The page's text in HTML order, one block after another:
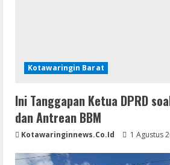
Kotawaringin Barat
Ini Tanggapan Ketua DPRD
dan Antrean BBM
Kotawaringinnews.co.id 1 Agustus